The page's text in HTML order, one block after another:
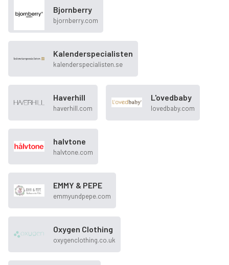
Bjornberry
bjornberry.com
Kalenderspecialisten
kalenderspecialisten.se
Haverhill
haverhill.com
L'ovedbaby
lovedbaby.com
halvtone
halvtone.com
EMMY & PEPE
emmyundpepe.com
Oxygen Clothing
oxygenclothing.co.uk